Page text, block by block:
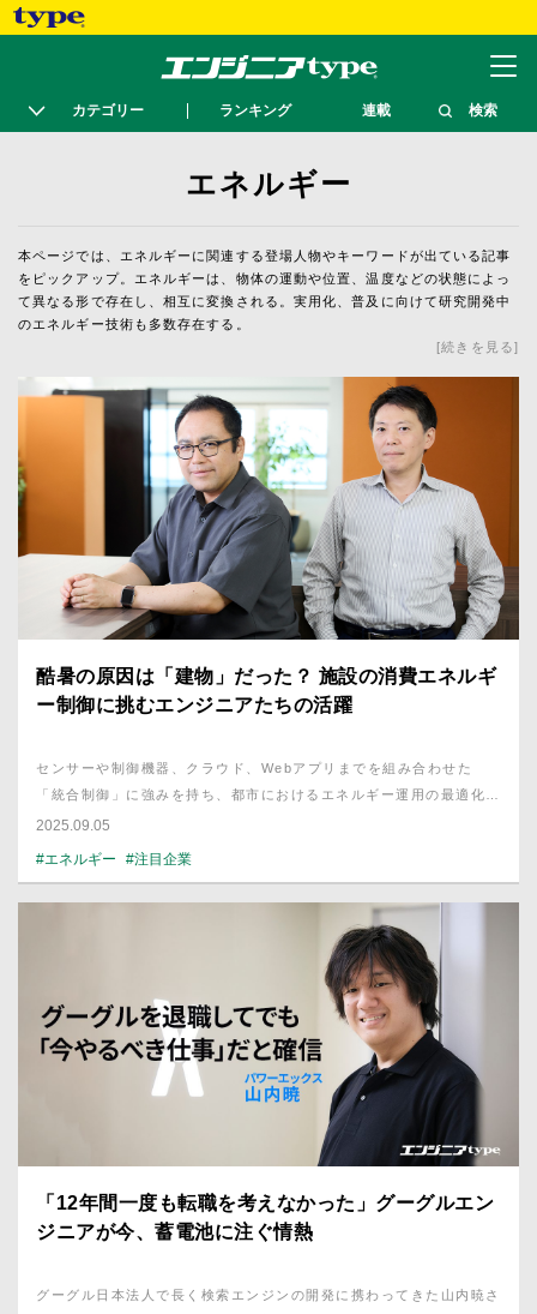
カテゴリー ランキング 連載 検索
エネルギー
本ページでは、エネルギーに関連する登場人物やキーワードが出ている記事
をピックアップ。エネルギーは、物体の運動や位置、温度などの状態によっ
て異なる形で存在し、相互に変換される。実用化、普及に向けて研究開発中
のエネルギー技術も多数存在する。
続きを見る
酷暑の原因は「建物」だった？ 施設の消費エネルギ
ー制御に挑むエンジニアたちの活躍
センサーや制御機器、クラウド、Webアプリまでを組み合わせた
「統合制御」に強みを持ち、都市におけるエネルギー運用の最適化に
取り組んでいる株式会社ビーリッジ。快適な空間を保ちながら、無駄
2025.09.05
#エネルギー
#注目企業
「12年間一度も転職を考えなかった」グーグルエン
ジニアが今、蓄電池に注ぐ情熱
グーグル日本法人で長く検索エンジンの開発に携わってきた山内暁さ